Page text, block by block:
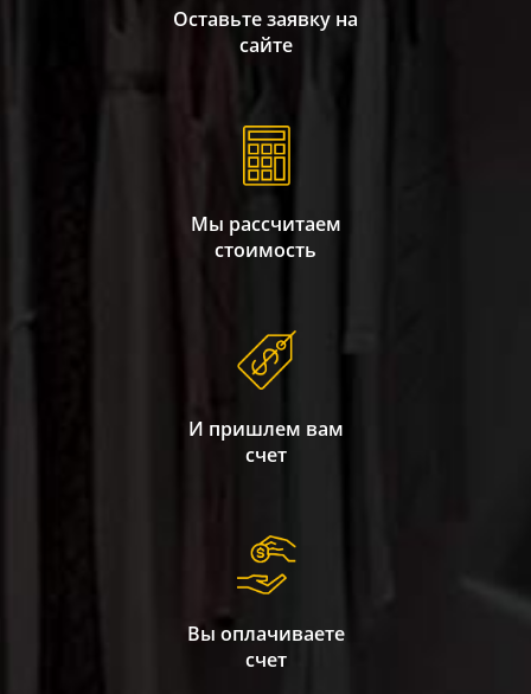
Оставьте заявку на
сайте
Мы рассчитаем
стоимость
И пришлем вам
счет
Вы оплачиваете
счет